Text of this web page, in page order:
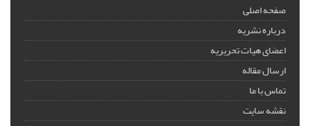
صفحه اصلی
درباره نشریه
اعضای هیات تحریریه
ارسال مقاله
تماس با ما
نقشه سایت